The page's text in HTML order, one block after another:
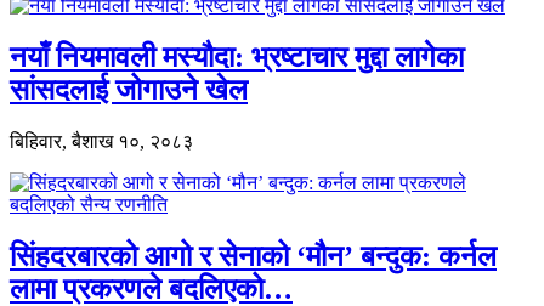
नयाँ नियमावली मस्यौदा: भ्रष्टाचार मुद्दा लागेका
सांसदलाई जोगाउने खेल
बिहिवार, बैशाख १०, २०८३
सिंहदरबारको आगो र सेनाको ‘मौन’ बन्दुक: कर्नल
लामा प्रकरणले बदलिएको…